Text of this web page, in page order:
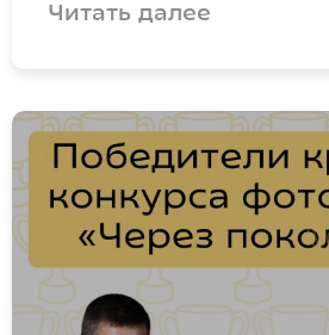
Читать далее